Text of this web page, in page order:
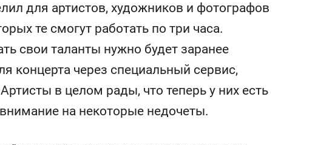
для артистов, художников и фотографов
те смогут работать по три часа.
свои таланты нужно будет заранее
концерта через специальный сервис,
в целом рады, что теперь у них есть
на некоторые недочеты.
Как выжить ребенку без
гаджета и научить его
самостоятельности за 18
Салих хазрат
«Если меня не услышат
с минбара – буду
с вершины горы»